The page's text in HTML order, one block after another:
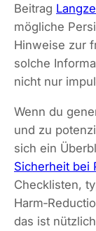
Beitrag
mögliche
Hinweise zur
solche
nicht nur
Wenn du
und zu
sich ein
Sicherheit bei
Checklisten,
das ist